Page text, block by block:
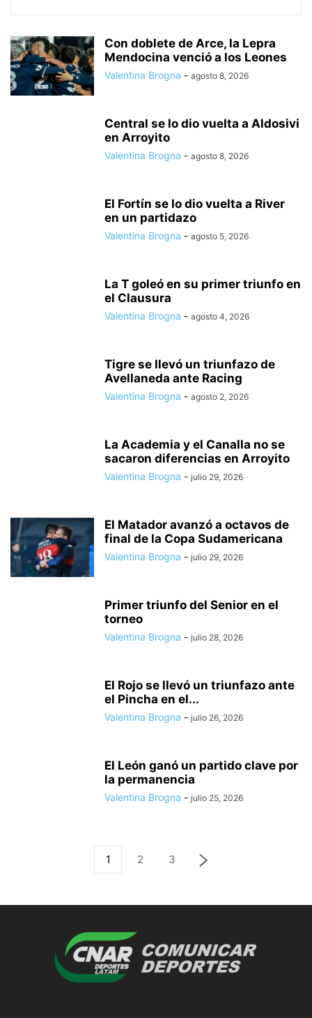
Con doblete de Arce, la Lepra
Mendocina venció a los Leones
Valentina Brogna - agosto 8, 2026
Central se lo dio vuelta a Aldosivi
en Arroyito
Valentina Brogna - agosto 8, 2026
El Fortín se lo dio vuelta a River
en un partidazo
Valentina Brogna - agosto 5, 2026
La T goleó en su primer triunfo en
el Clausura
Valentina Brogna - agosto 4, 2026
Tigre se llevó un triunfazo de
Avellaneda ante Racing
Valentina Brogna - agosto 2, 2026
La Academia y el Canalla no se
sacaron diferencias en Arroyito
Valentina Brogna - julio 29, 2026
El Matador avanzó a octavos de
final de la Copa Sudamericana
Valentina Brogna - julio 29, 2026
Primer triunfo del Senior en el
torneo
Valentina Brogna - julio 28, 2026
El Rojo se llevó un triunfazo ante
el Pincha en el...
Valentina Brogna - julio 26, 2026
El León ganó un partido clave por
la permanencia
Valentina Brogna - julio 25, 2026
1 2 3